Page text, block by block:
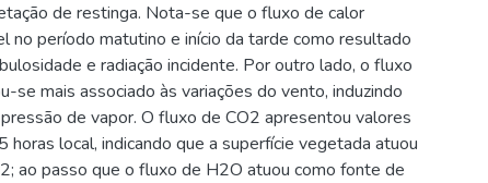
de restinga. Nota-se que o fluxo de calor
no período matutino e início da tarde como resultado
e radiação incidente. Por outro lado, o fluxo
se mais associado às variações do vento, induzindo
de vapor. O fluxo de CO2 apresentou valores
local, indicando que a superfície vegetada atuou
ao passo que o fluxo de H2O atuou como fonte de